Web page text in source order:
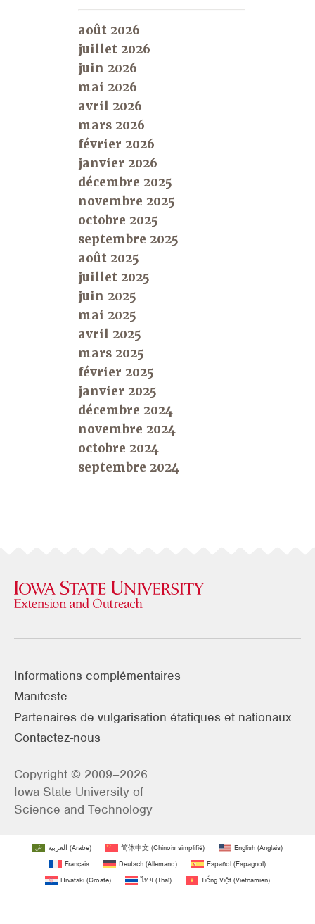
août 2026
juillet 2026
juin 2026
mai 2026
avril 2026
mars 2026
février 2026
janvier 2026
décembre 2025
novembre 2025
octobre 2025
septembre 2025
août 2025
juillet 2025
juin 2025
mai 2025
avril 2025
mars 2025
février 2025
janvier 2025
décembre 2024
novembre 2024
octobre 2024
septembre 2024
Informations complémentaires
Manifeste
Partenaires de vulgarisation étatiques et nationaux
Contactez-nous
Copyright © 2009–2026
Iowa State University of
Science and Technology
العربية (Arabe) 简体中文 (Chinois simplifié) English (Anglais)
Français
Deutsch (Allemand) Español (Espagnol)
Hrvatski (Croate) ไทย (Thaï) Tiếng Việt (Vietnamien)